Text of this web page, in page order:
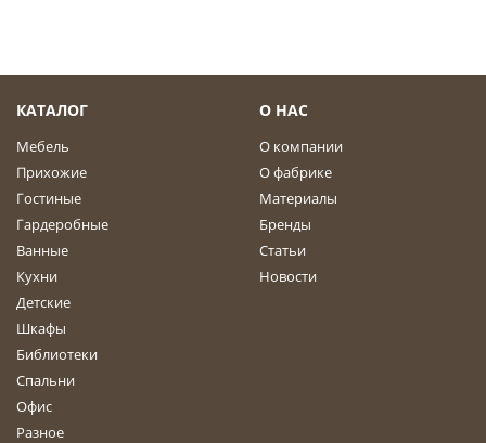
КАТАЛОГ
Мебель
Прихожие
Гостиные
Гардеробные
Ванные
Кухни
Детские
Шкафы
Библиотеки
Спальни
Офис
Разное
О НАС
О компании
О фабрике
Материалы
Бренды
Статьи
Новости